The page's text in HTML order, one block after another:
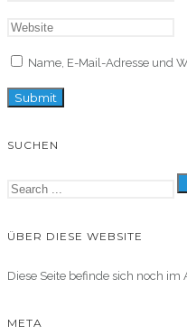
Name, E-Mail-Adresse und
SUCHEN
ÜBER DIESE WEBSITE
Diese Seite befinde sich noch im
META